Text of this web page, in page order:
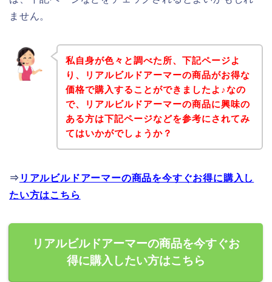
ません。
私自身が色々と調べた所、下記ページよ
り、リアルビルドアーマーの商品がお得な
価格で購入することができましたよ♪なの
で、リアルビルドアーマーの商品に興味の
ある方は下記ページなどを参考にされてみ
てはいかがでしょうか？
⇒ リアルビルドアーマーの商品を今すぐお得に購入し
たい方はこちら
リアルビルドアーマーの商品を今すぐお
得に購入したい方はこちら